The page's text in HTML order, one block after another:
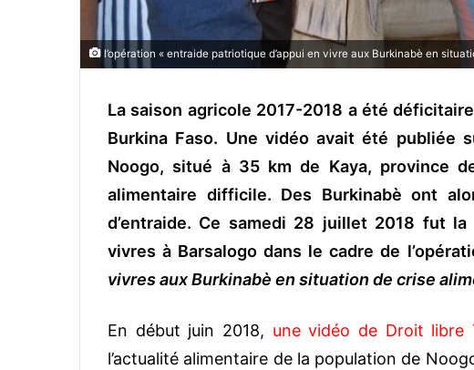
l’opération « entraide patriotique d’appui en vivre aux Burkinabè en
La saison agricole 2017-2018 a été
Burkina Faso. Une vidéo avait été publiée
Noogo, situé à 35 km de Kaya, province
alimentaire difficile. Des Burkinabè ont
d’entraide. Ce samedi 28 juillet 2018 fut
vivres à Barsalogo dans le cadre de
vivres aux Burkinabè en situation de crise
En début juin 2018, une vidéo de Droit libre
l’actualité alimentaire de la population de